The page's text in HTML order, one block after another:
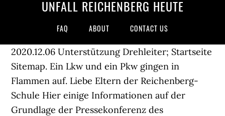
UNFALL REICHENBERG HEUTE
FAQ ABOUT CONTACT US
2020.12.06 Unterstützung Drehleiter; Startseite
Sitemap. Ein Lkw und ein Pkw gingen in
Flammen auf. Liebe Eltern der Reichenberg-
Schule Hier einige Informationen auf der
Grundlage der Pressekonferenz des